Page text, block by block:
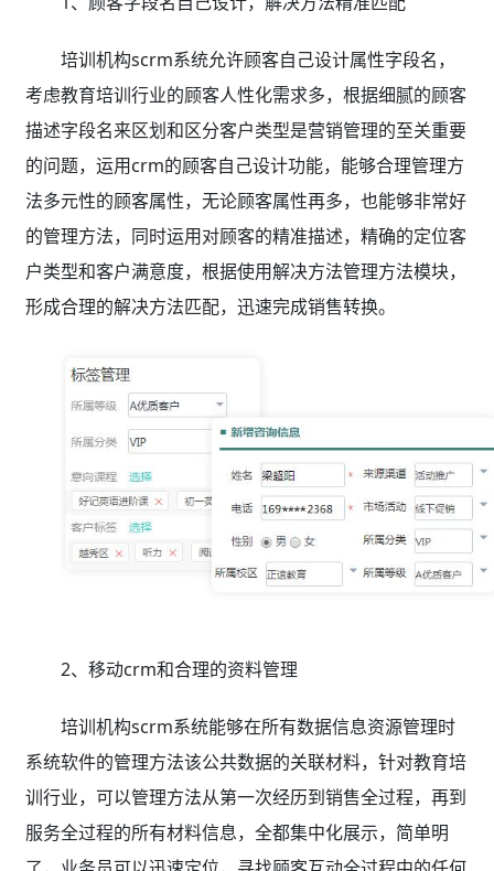
培训机构scrm系统允许顾客自己设计属性字段名，
考虑教育培训行业的顾客人性化需求多，根据细腻的顾客
描述字段名来区划和区分客户类型是营销管理的至关重要
的问题，运用crm的顾客自己设计功能，能够合理管理方
法多元性的顾客属性，无论顾客属性再多，也能够非常好
的管理方法，同时运用对顾客的精准描述，精确的定位客
户类型和客户满意度，根据使用解决方法管理方法模块，
形成合理的解决方法匹配，迅速完成销售转换。
2、移动crm和合理的资料管理
培训机构scrm系统能够在所有数据信息资源管理时
系统软件的管理方法该公共数据的关联材料，针对教育培
训行业，可以管理方法从第一次经历到销售全过程，再到
服务全过程的所有材料信息，全都集中化展示，简单明